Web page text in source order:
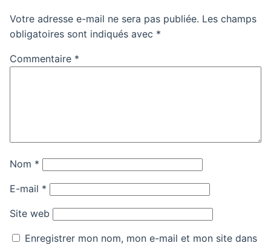
Votre adresse e-mail ne sera pas publiée. Les champs
obligatoires sont indiqués avec *
Commentaire *
Nom *
E-mail *
Site web
Enregistrer mon nom, mon e-mail et mon site dans